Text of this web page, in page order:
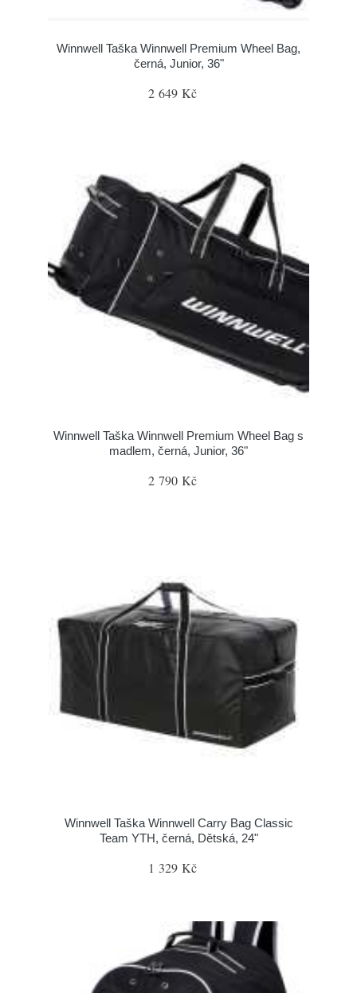
Winnwell Taška Winnwell Premium Wheel Bag,
černá, Junior, 36"
2 649 Kč
Winnwell Taška Winnwell Premium Wheel Bag s
madlem, černá, Junior, 36"
2 790 Kč
Winnwell Taška Winnwell Carry Bag Classic
Team YTH, černá, Dětská, 24"
1 329 Kč